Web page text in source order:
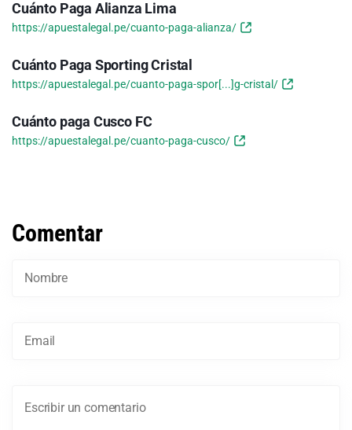
Cuánto Paga Alianza Lima
https://apuestalegal.pe/cuanto-paga-alianza/
Cuánto Paga Sporting Cristal
https://apuestalegal.pe/cuanto-paga-spor[...]g-cristal/
Cuánto paga Cusco FC
https://apuestalegal.pe/cuanto-paga-cusco/
Comentar